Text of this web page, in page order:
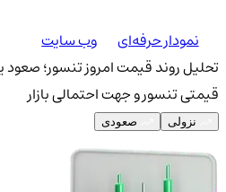
نمودار حرفه‌ای
وب سایت
تحلیل روند قیمت امروز تنسور؛ صعود
قیمتی تنسور و جهت احتمالی بازار
نزولی صعودی